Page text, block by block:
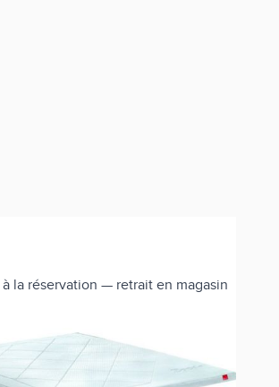
la réservation — retrait en magasin
JJ1427818020000